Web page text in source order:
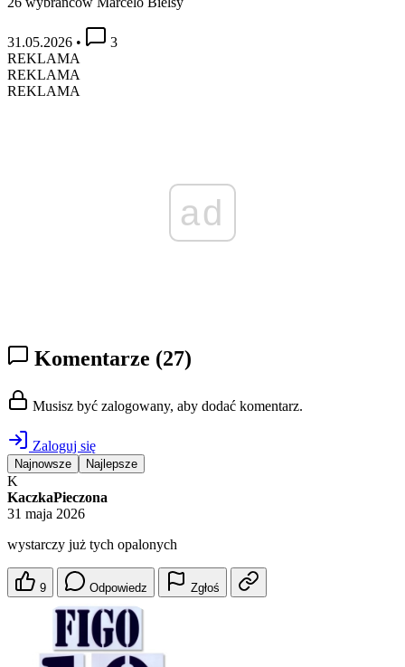
31.05.2026 •
3
REKLAMA
REKLAMA
REKLAMA
ad
Komentarze (27)
Musisz być zalogowany, aby dodać komentarz.
Zaloguj się
Najnowsze Najlepsze
K
KaczkaPieczona
31 maja 2026
wystarczy już tych opalonych
9 Odpowiedz Zgłoś